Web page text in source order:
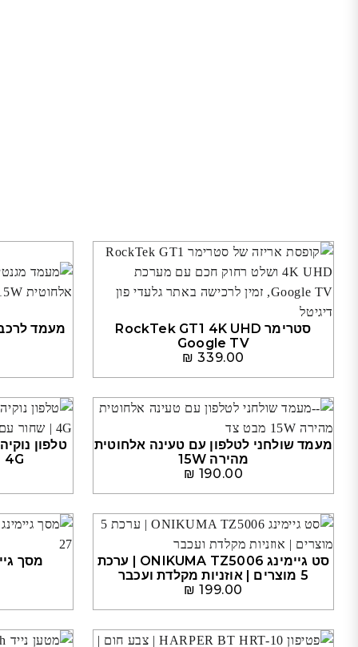
סטרימר RockTek GT1 4K UHD
Google TV
₪ 339.00
מעמד שולחני לטלפון עם טעינה אלחוטית
מהירה 15W
₪ 190.00
4G | שחור עם אחריות י..
סט גיימינג ONIKUMA TZ5006 | ערכת
5 מוצרים | אוזניות מקלדת ועכבר
₪ 199.00